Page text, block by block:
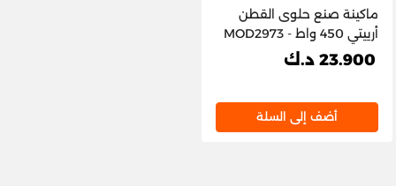
ماكينة صنع حلوى القطن
أرييتي 450 واط - MOD2973
23.900 د.ك
أضف إلى السلة